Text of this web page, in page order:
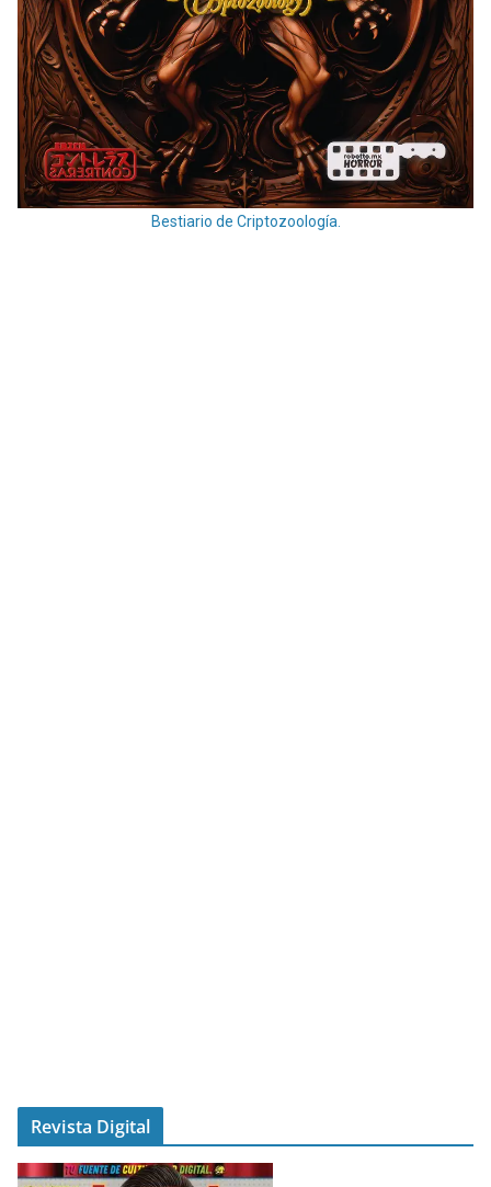
Bestiario de Criptozoología.
Revista Digital